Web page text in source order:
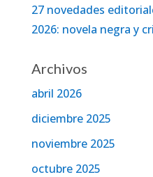
27 novedades
2026: novela negra y
Archivos
abril 2026
diciembre 2025
noviembre 2025
octubre 2025